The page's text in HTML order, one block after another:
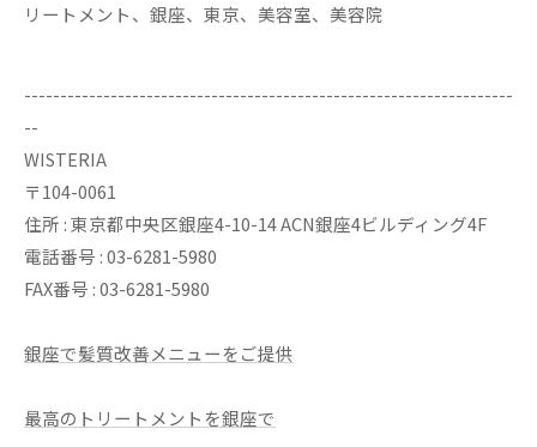
リートメント、銀座、東京、美容室、美容院
--------------------------------------------------------------------
--
WISTERIA
〒104-0061
住所 : 東京都中央区銀座4-10-14 ACN銀座4ビルディング4F
電話番号 : 03-6281-5980
FAX番号 : 03-6281-5980
銀座で髪質改善メニューをご提供
最高のトリートメントを銀座で